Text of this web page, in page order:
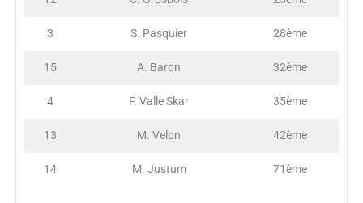
3 S. Pasquier 28ème
15 A. Baron 32ème
4 F. Valle Skar 35ème
13 M. Velon 42ème
14 M. Justum 71ème